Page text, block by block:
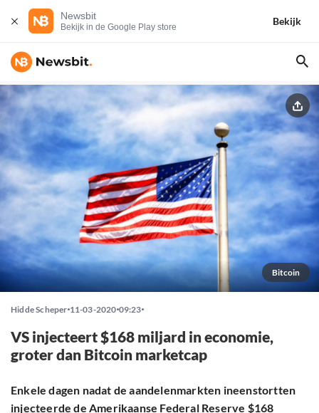
Newsbit
Bekijk in de Google Play store
Bekijk
Bitcoin
Hidde Scheper 11-03-2020 09:23
VS injecteert $168 miljard in economie,
groter dan Bitcoin marketcap
Enkele dagen nadat de aandelenmarkten ineenstortten
injecteerde de Amerikaanse Federal Reserve $168